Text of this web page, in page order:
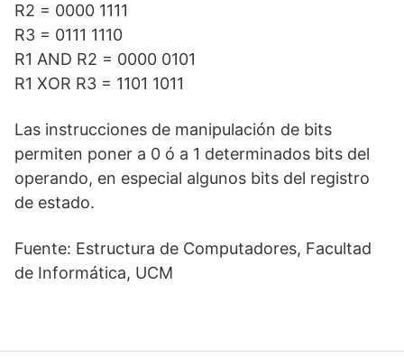
R2 = 0000 1111
R3 = 0111 1110
R1 AND R2 = 0000 0101
R1 XOR R3 = 1101 1011
Las instrucciones de manipulación de bits
permiten poner a 0 ó a 1 determinados bits del
operando, en especial algunos bits del registro
de estado.
Fuente: Estructura de Computadores, Facultad
de Informática, UCM